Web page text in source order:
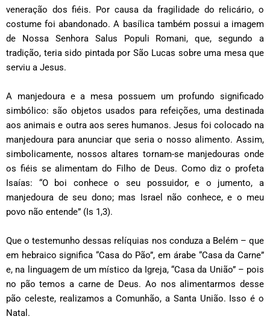
veneração dos fiéis. Por causa da fragilidade do relicário, o
costume foi abandonado. A basílica também possui a imagem
de Nossa Senhora Salus Populi Romani, que, segundo a
tradição, teria sido pintada por São Lucas sobre uma mesa que
serviu a Jesus.
A manjedoura e a mesa possuem um profundo significado
simbólico: são objetos usados para refeições, uma destinada
aos animais e outra aos seres humanos. Jesus foi colocado na
manjedoura para anunciar que seria o nosso alimento. Assim,
simbolicamente, nossos altares tornam-se manjedouras onde
os fiéis se alimentam do Filho de Deus. Como diz o profeta
Isaías: “O boi conhece o seu possuidor, e o jumento, a
manjedoura de seu dono; mas Israel não conhece, e o meu
povo não entende” (Is 1,3).
Que o testemunho dessas relíquias nos conduza a Belém – que
em hebraico significa “Casa do Pão”, em árabe “Casa da Carne”
e, na linguagem de um místico da Igreja, “Casa da União” – pois
no pão temos a carne de Deus. Ao nos alimentarmos desse
pão celeste, realizamos a Comunhão, a Santa União. Isso é o
Natal.